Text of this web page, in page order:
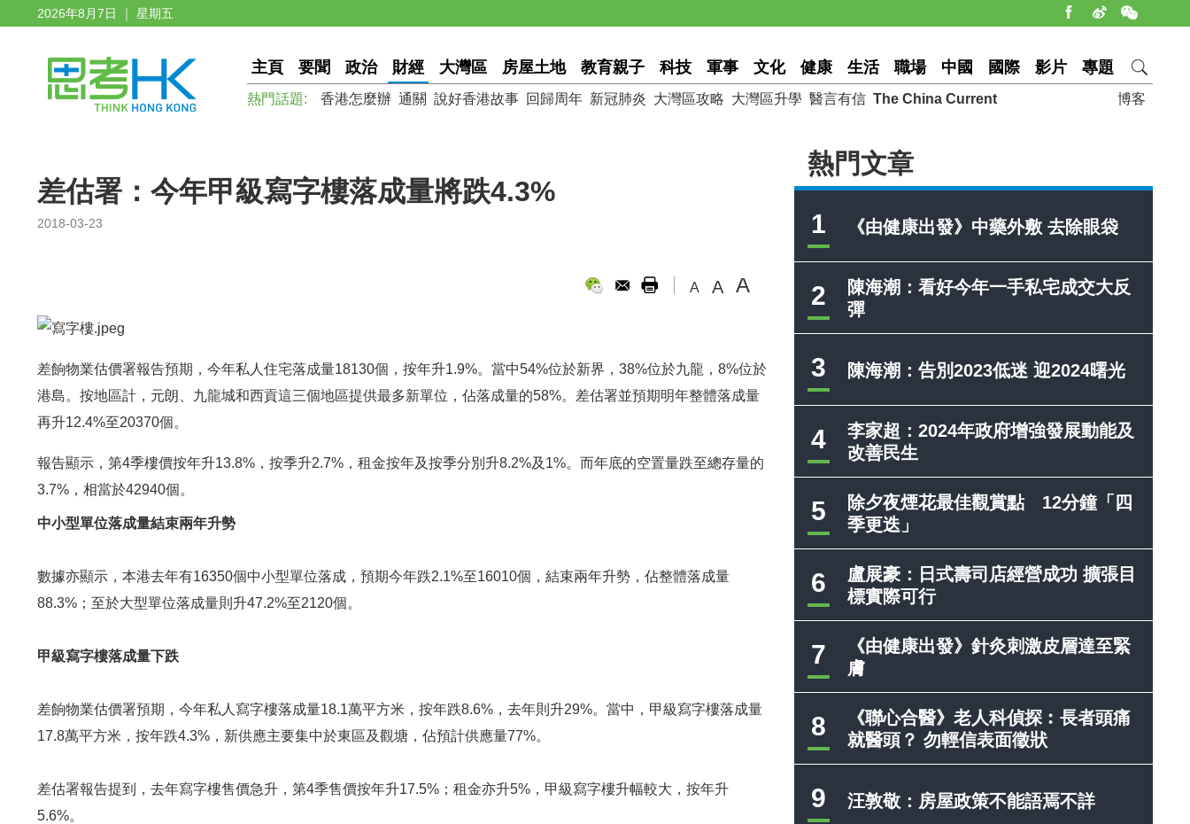
2026年8月7日 ｜ 星期五
主頁 要聞 政治 財經 大灣區 房屋土地 教育親子 科技 軍事 文化 健康 生活 職場 中國 國際 影片 專題
博客
熱門話題: 香港怎麼辦 通關 說好香港故事 回歸周年 新冠肺炎 大灣區攻略 大灣區升學 醫言有信 The China Current
熱門文章
1 《由健康出發》中藥外敷 去除眼袋
2
陳海潮：看好今年一手私宅成交大反
彈
3 陳海潮：告別2023低迷 迎2024曙光
4
李家超：2024年政府增強發展動能及
改善民生
5
除夕夜煙花最佳觀賞點 12分鐘「四
季更迭」
6
盧展豪：日式壽司店經營成功 擴張目
標實際可行
7
《由健康出發》針灸刺激皮層達至緊
膚
8
《聯心合醫》老人科偵探︰長者頭痛
就醫頭？ 勿輕信表面徵狀
9 汪敦敬：房屋政策不能語焉不詳
差估署：今年甲級寫字樓落成量將跌4.3%
2018-03-23
A A A
差餉物業估價署報告預期，今年私人住宅落成量18130個，按年升1.9%。當中54%位於新界，38%位於九龍，8%位於
港島。按地區計，元朗、九龍城和西貢這三個地區提供最多新單位，佔落成量的58%。差估署並預期明年整體落成量
再升12.4%至20370個。
報告顯示，第4季樓價按年升13.8%，按季升2.7%，租金按年及按季分別升8.2%及1%。而年底的空置量跌至總存量的
3.7%，相當於42940個。
中小型單位落成量結束兩年升勢
數據亦顯示，本港去年有16350個中小型單位落成，預期今年跌2.1%至16010個，結束兩年升勢，佔整體落成量
88.3%；至於大型單位落成量則升47.2%至2120個。
甲級寫字樓落成量下跌
差餉物業估價署預期，今年私人寫字樓落成量18.1萬平方米，按年跌8.6%，去年則升29%。當中，甲級寫字樓落成量
17.8萬平方米，按年跌4.3%，新供應主要集中於東區及觀塘，佔預計供應量77%。
差估署報告提到，去年寫字樓售價急升，第4季售價按年升17.5%；租金亦升5%，甲級寫字樓升幅較大，按年升
5.6%。